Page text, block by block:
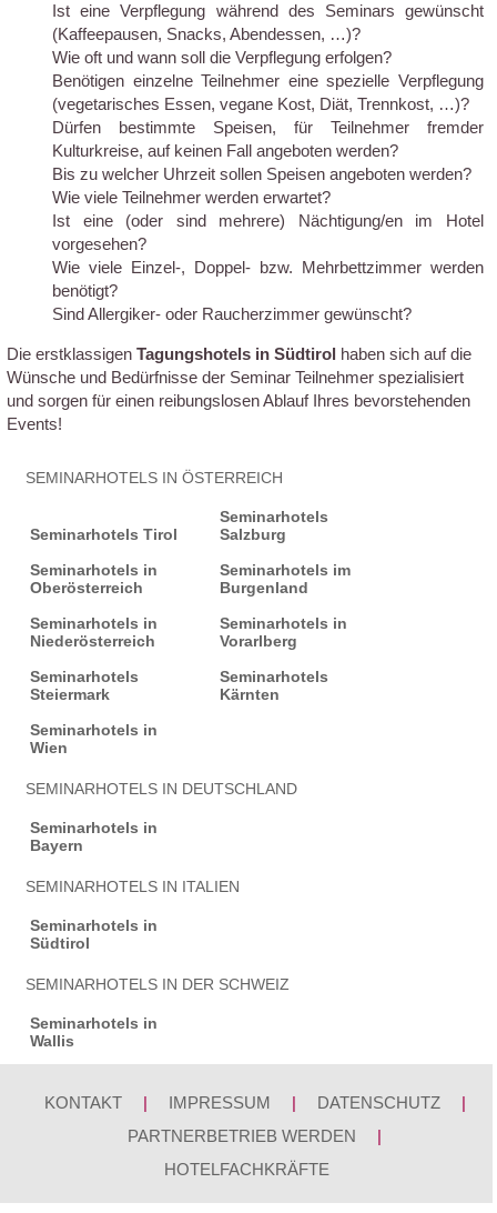
Ist eine Verpflegung während des Seminars gewünscht
(Kaffeepausen, Snacks, Abendessen, …)?
Wie oft und wann soll die Verpflegung erfolgen?
Benötigen einzelne Teilnehmer eine spezielle Verpflegung
(vegetarisches Essen, vegane Kost, Diät, Trennkost, …)?
Dürfen bestimmte Speisen, für Teilnehmer fremder
Kulturkreise, auf keinen Fall angeboten werden?
Bis zu welcher Uhrzeit sollen Speisen angeboten werden?
Wie viele Teilnehmer werden erwartet?
Ist eine (oder sind mehrere) Nächtigung/en im Hotel
vorgesehen?
Wie viele Einzel-, Doppel- bzw. Mehrbettzimmer werden
benötigt?
Sind Allergiker- oder Raucherzimmer gewünscht?
Die erstklassigen Tagungshotels in Südtirol haben sich auf die
Wünsche und Bedürfnisse der Seminar Teilnehmer spezialisiert
und sorgen für einen reibungslosen Ablauf Ihres bevorstehenden
Events!
SEMINARHOTELS IN ÖSTERREICH
Seminarhotels Tirol
Seminarhotels
Salzburg
Seminarhotels in
Oberösterreich
Seminarhotels im
Burgenland
Seminarhotels in
Niederösterreich
Seminarhotels in
Vorarlberg
Seminarhotels
Steiermark
Seminarhotels
Kärnten
Seminarhotels in
Wien
SEMINARHOTELS IN DEUTSCHLAND
Seminarhotels in
Bayern
SEMINARHOTELS IN ITALIEN
Seminarhotels in
Südtirol
SEMINARHOTELS IN DER SCHWEIZ
Seminarhotels in
Wallis
KONTAKT | IMPRESSUM | DATENSCHUTZ
|
PARTNERBETRIEB WERDEN
|
HOTELFACHKRÄFTE